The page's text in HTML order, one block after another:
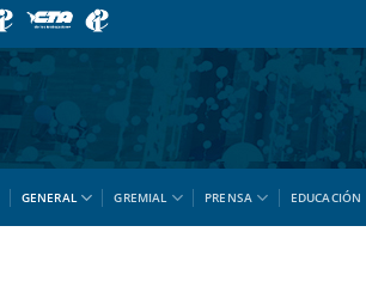
GENERAL GREMIAL PRENSA EDUCACIÓN